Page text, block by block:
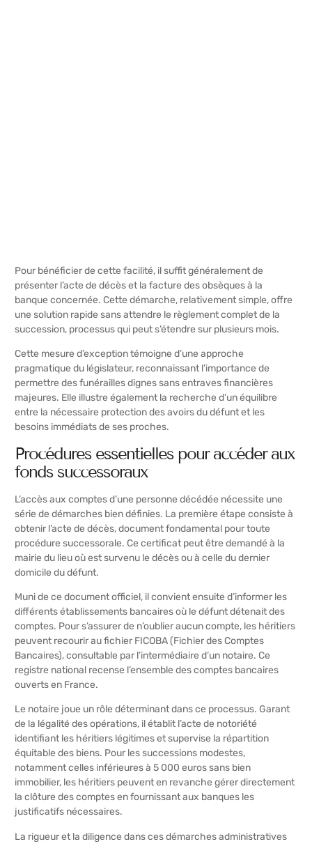
Pour bénéficier de cette facilité, il suffit généralement de
présenter l’acte de décès et la facture des obsèques à la
banque concernée. Cette démarche, relativement simple, offre
une solution rapide sans attendre le règlement complet de la
succession, processus qui peut s’étendre sur plusieurs mois.
Cette mesure d’exception témoigne d’une approche
pragmatique du législateur, reconnaissant l’importance de
permettre des funérailles dignes sans entraves financières
majeures. Elle illustre également la recherche d’un équilibre
entre la nécessaire protection des avoirs du défunt et les
besoins immédiats de ses proches.
Procédures essentielles pour accéder aux
fonds successoraux
L’accès aux comptes d’une personne décédée nécessite une
série de démarches bien définies. La première étape consiste à
obtenir l’acte de décès, document fondamental pour toute
procédure successorale. Ce certificat peut être demandé à la
mairie du lieu où est survenu le décès ou à celle du dernier
domicile du défunt.
Muni de ce document officiel, il convient ensuite d’informer les
différents établissements bancaires où le défunt détenait des
comptes. Pour s’assurer de n’oublier aucun compte, les héritiers
peuvent recourir au fichier FICOBA (Fichier des Comptes
Bancaires), consultable par l’intermédiaire d’un notaire. Ce
registre national recense l’ensemble des comptes bancaires
ouverts en France.
Le notaire joue un rôle déterminant dans ce processus. Garant
de la légalité des opérations, il établit l’acte de notoriété
identifiant les héritiers légitimes et supervise la répartition
équitable des biens. Pour les successions modestes,
notamment celles inférieures à 5 000 euros sans bien
immobilier, les héritiers peuvent en revanche gérer directement
la clôture des comptes en fournissant aux banques les
justificatifs nécessaires.
La rigueur et la diligence dans ces démarches administratives